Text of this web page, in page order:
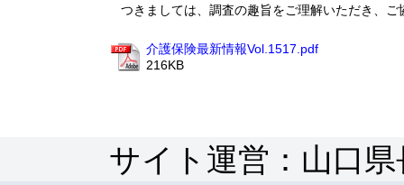
つきましては、調査の趣旨をご理解いただき、ご
介護保険最新情報Vol.1517.pdf
216KB
サイト運営：山口